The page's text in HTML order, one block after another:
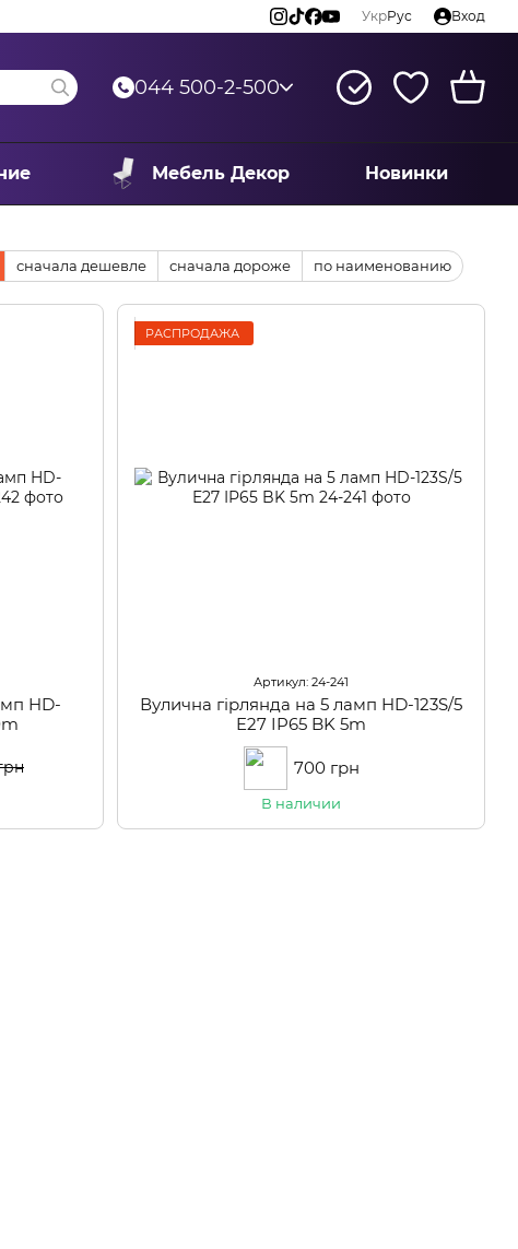
УкрРус Вход
044 500-2-500
Мебель Декор Новинки
сначала дешевле сначала дороже по наименованию
HD-
РАСПРОДАЖА
Артикул: 24-241
Вулична гірлянда на 5 ламп HD-123S/5
E27 IP65 BK 5m
700 грн
В наличии